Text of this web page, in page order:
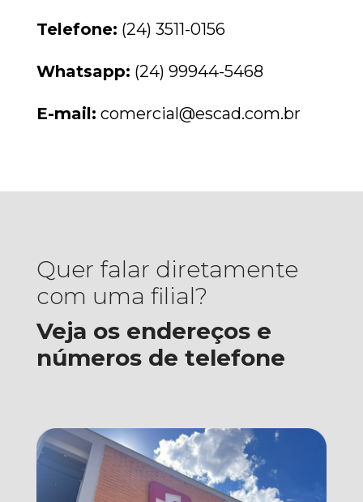
Telefone: (24) 3511-0156
Whatsapp: (24) 99944-5468
E-mail: comercial@escad.com.br
Quer falar diretamente
com uma filial?
Veja os endereços e
números de telefone